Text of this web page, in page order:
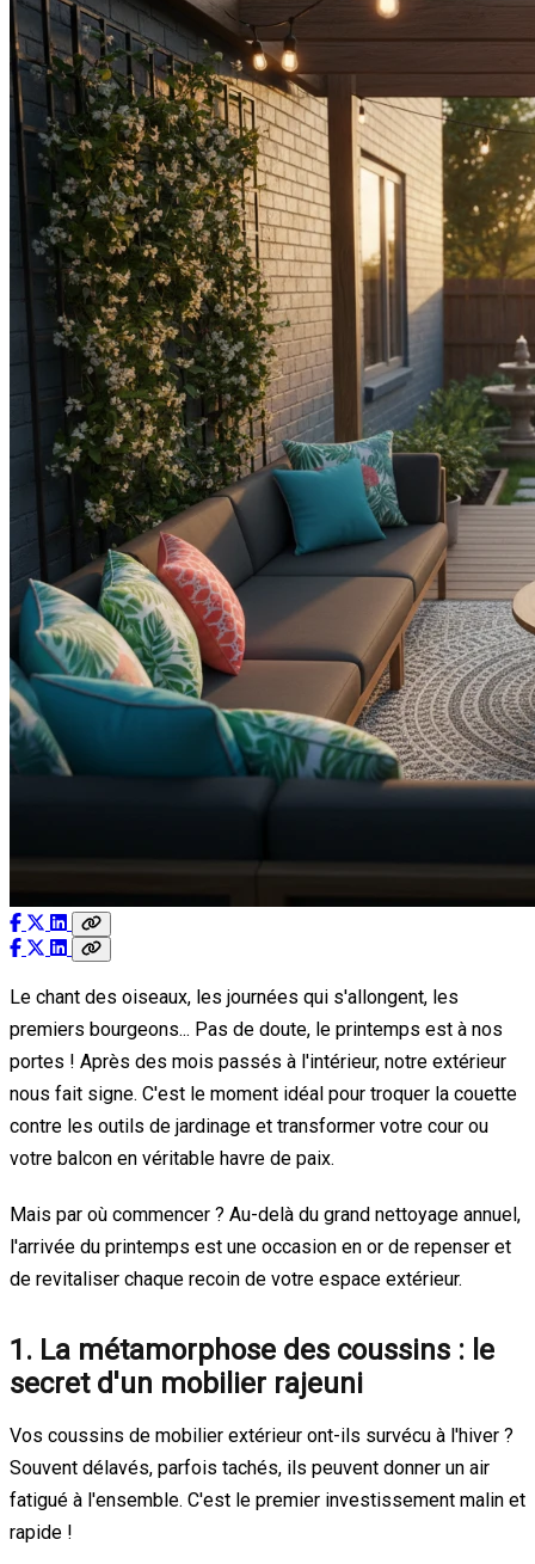
Le chant des oiseaux, les journées qui s'allongent, les
premiers bourgeons... Pas de doute, le printemps est à nos
portes ! Après des mois passés à l'intérieur, notre extérieur
nous fait signe. C'est le moment idéal pour troquer la couette
contre les outils de jardinage et transformer votre cour ou
votre balcon en véritable havre de paix.
Mais par où commencer ? Au-delà du grand nettoyage annuel,
l'arrivée du printemps est une occasion en or de repenser et
de revitaliser chaque recoin de votre espace extérieur.
1. La métamorphose des coussins : le
secret d'un mobilier rajeuni
Vos coussins de mobilier extérieur ont-ils survécu à l'hiver ?
Souvent délavés, parfois tachés, ils peuvent donner un air
fatigué à l'ensemble. C'est le premier investissement malin et
rapide !